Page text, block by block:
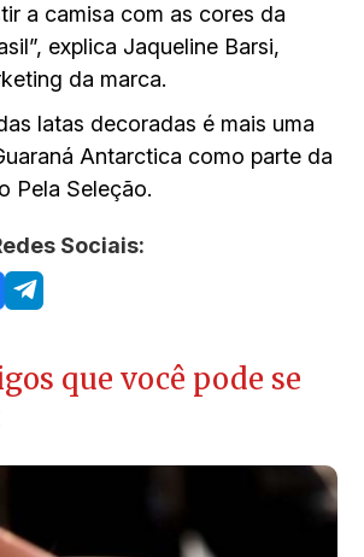
a camisa com as cores da
explica Jaqueline Barsi,
da marca.
latas decoradas é mais uma
Antarctica como parte da
Pela Seleção.
Sociais:
que você pode se